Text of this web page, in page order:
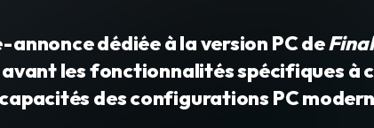
annonce dédiée à la version PC deFinal
les fonctionnalités spécifiques à
des configurations PC